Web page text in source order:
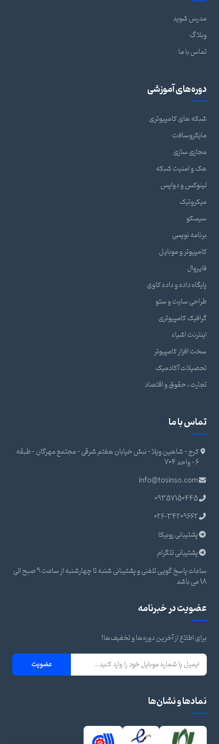
مدرس شوید
وبلاگ
تماس با ما
دوره‌های آموزشی
شبکه های کامپیوتری
مایکروسافت
مجازی سازی
هک و امنیت شبکه
لینوکس و دواپس
میکروتیک
سیسکو
برنامه نویسی
کامپیوتر و موبایل
فایروال
پایگاه داده و داده کاوی
طراحی سایت و سئو
گرافیک کامپیوتری
اینترنت اشیاء
سخت افزار کامپیوتر
تحصیلات آکادمیک
تجارت ، حقوق و اقتصاد
تماس با ما
کرج - شاهین ویلا - نبش خیابان هفتم شرقی - مجتمع مهرگان - طبقه
6 - واحد 704
info@tosinso.com
09357150445
026-34209662
پشتیبانی روبیکا
پشتیبانی تلگرام
ساعات پاسخ گویی تلفنی و پشتیبانی شنبه تا چهارشنبه از ساعت 9 صبح الی
18 می باشد
عضویت در خبرنامه
برای اطلاع از آخرین دوره‌ها و تخفیف‌ها!
عضویت
نمادها و نشان‌ها